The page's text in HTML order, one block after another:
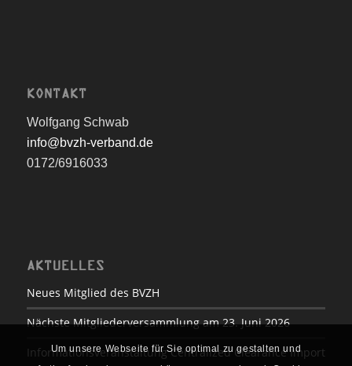
KONTAKT
Wolfgang Schwab
info@bvzh-verband.de
0172/6916033
AKTUELLES
Neues Mitglied des BVZH
Nächste Mitgliederversammlung am 23. Juni 2026
Informationsveranstaltung Centralized Clearance Import
Um unsere Webseite für Sie optimal zu gestalten und